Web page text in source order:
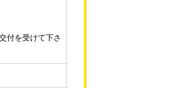
付を受けて下さ